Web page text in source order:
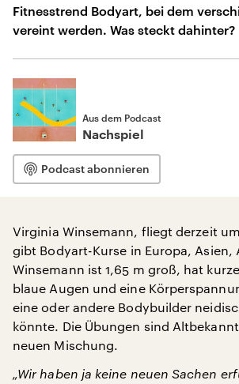
Fitnesstrend Bodyart, bei dem
vereint werden. Was steckt dahinter?
Aus dem Podcast
Nachspiel
Podcast abonnieren
Virginia Winsemann, fliegt derzeit
gibt Bodyart-Kurse in Europa, Asien,
Winsemann ist 1,65 m groß, hat
blaue Augen und eine
eine oder andere Bodybuilder
könnte. Die Übungen sind
neuen Mischung.
„Wir haben ja keine neuen Sachen